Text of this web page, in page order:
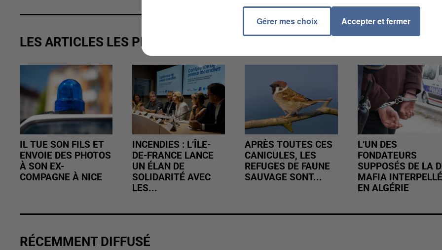
LES ARTICLES LES PLUS VUS
IL TUE SON FILS ET
ENVOIE DES PHOTOS
À SON EX-
COMPAGNE À NICE
INCENDIES : L’ÎLE-
DE-FRANCE LANCE
UN ÉLAN DE
SOLIDARITÉ AVEC
LES...
APRÈS TOUTES CES
CANICULES, LES
REFUGES DE FAUNE
SAUVAGE SONT...
L’UN DES
FONDATEURS
SUPPOSÉS DE LA
MAFIA INTERPELLÉ
EN ALGÉRIE
RÉCEMMENT DIFFUSÉ
Gérer mes choix Accepter et fermer